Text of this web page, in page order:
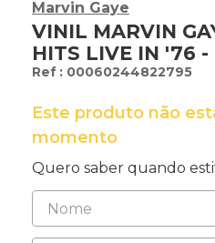
Marvin Gaye
VINIL MARVIN
HITS LIVE IN '76
: 00060244822795
Este produto não
momento
Quero saber quando